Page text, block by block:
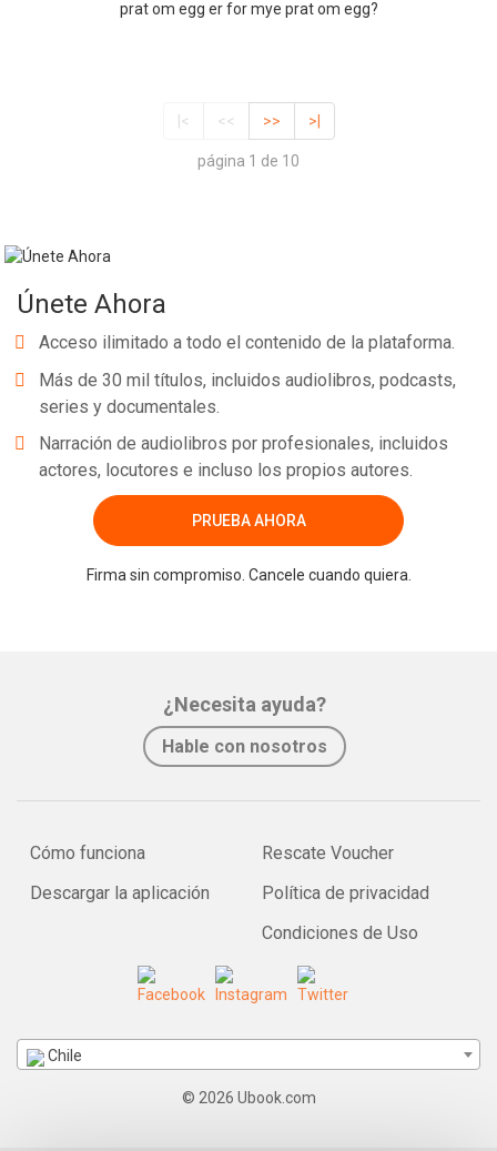
prat om egg er for mye prat om egg?
|< << >> >|
página 1 de 10
Únete Ahora
Acceso ilimitado a todo el contenido de la plataforma.
Más de 30 mil títulos, incluidos audiolibros, podcasts,
series y documentales.
Narración de audiolibros por profesionales, incluidos
actores, locutores e incluso los propios autores.
PRUEBA AHORA
Firma sin compromiso. Cancele cuando quiera.
¿Necesita ayuda?
Hable con nosotros
Cómo funciona
Descargar la aplicación
Rescate Voucher
Política de privacidad
Condiciones de Uso
Chile
© 2026 Ubook.com